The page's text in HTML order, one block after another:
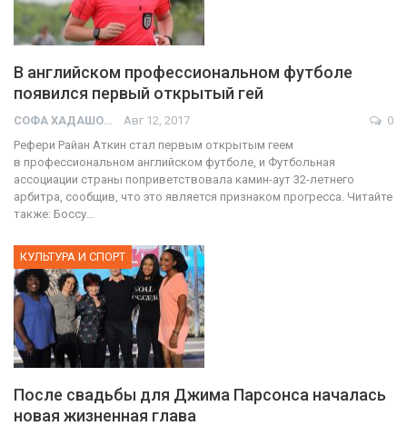
В английском профессиональном футболе
появился первый открытый гей
СОФА ХАДАШОТ Авг 12, 2017
0
Рефери Райан Аткин стал первым открытым геем
в профессиональном английском футболе, и Футбольная
ассоциации страны поприветствовала камин-аут 32-летнего
арбитра, сообщив, что это является признаком прогресса. Читайте
также: Боссу…
КУЛЬТУРА И СПОРТ
После свадьбы для Джима Парсонса началась
новая жизненная глава